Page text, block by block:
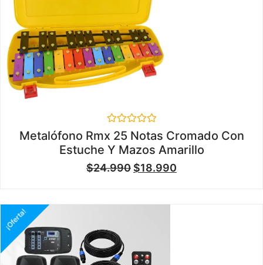
Valorado
en
0
5
Metalófono Rmx 25 Notas Cromado Con
Estuche Y Mazos Amarillo
$24.990 $18.990
¡Oferta!